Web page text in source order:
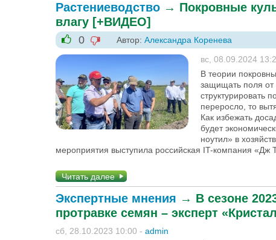
Растениеводство → Покровные
влагу [+ВИДЕО]
+1
0
-1
Автор: Александра Коренева
вс, 08.09.2024
В теории
защищать поля от
структурировать
переросло, то
Как избежать
будет
ноутил» в
мероприятия выступила российская IT-компания «Дж
Читать далее
Экспертные мнения → В сезоне
протравке семян – эксперт
сб, 28.10.2023 10:00 - admin